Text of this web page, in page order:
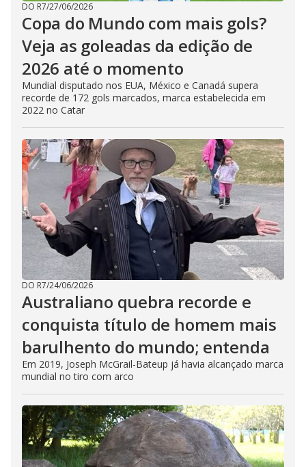
DO R7/27/06/2026
Copa do Mundo com mais gols?
Veja as goleadas da edição de
2026 até o momento
Mundial disputado nos EUA, México e Canadá supera
recorde de 172 gols marcados, marca estabelecida em
2022 no Catar
DO R7/24/06/2026
Australiano quebra recorde e
conquista título de homem mais
barulhento do mundo; entenda
Em 2019, Joseph McGrail-Bateup já havia alcançado marca
mundial no tiro com arco